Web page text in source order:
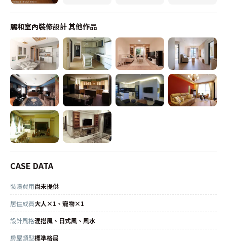
麗和室內裝修設計其他作品
CASE DATA
裝潢費用尚未提供
居住成員大人×1、寵物×1
設計風格混搭風、日式風、風水
房屋類型標準格局